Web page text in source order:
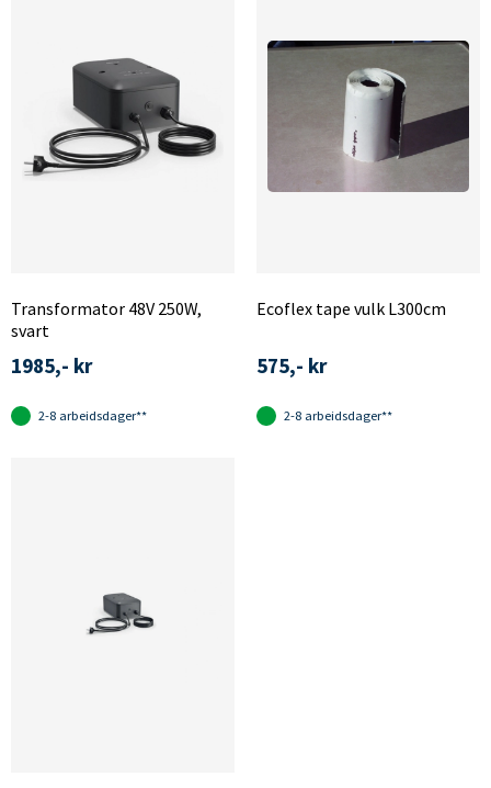
Transformator 48V 250W,
svart
1985,- kr
2-8 arbeidsdager**
Ecoflex tape vulk L300cm
575,- kr
2-8 arbeidsdager**